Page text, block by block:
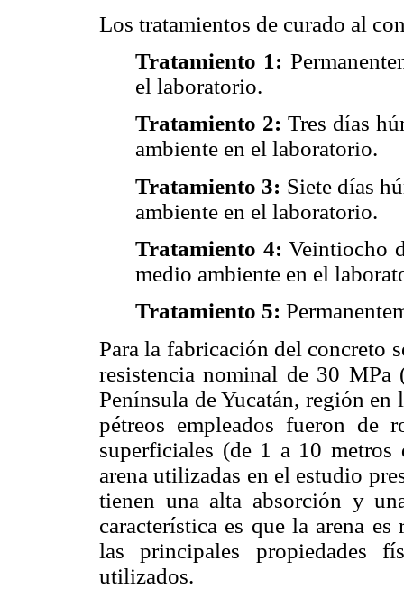
Los tratamientos de curado al
Tratamiento 1:
el laboratorio.
Tratamiento 2: Tres días
ambiente en el laboratorio.
Tratamiento 3: Siete días
ambiente en el laboratorio.
Tratamiento 4: Veintiocho
medio ambiente en el
Tratamiento 5:
Para la fabricación del concreto
resistencia nominal de 30
Península de Yucatán, región
pétreos empleados fueron de
superficiales (de 1 a 10
arena utilizadas en el estudio
tienen una alta absorción y
característica es que la arena
las principales propiedades
utilizados.